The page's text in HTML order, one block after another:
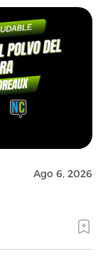
Ago 6, 2026